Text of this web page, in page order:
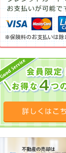
※保険料のお支払いは除